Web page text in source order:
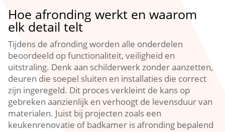
Hoe afronding werkt en waarom
elk detail telt
Tijdens de afronding worden alle onderdelen
beoordeeld op functionaliteit, veiligheid en
uitstraling.​ Denk aan schilderwerk zonder aanzetten,
deuren die soepel sluiten en installaties die correct
zijn ingeregeld.​ Dit proces verkleint de kans op
gebreken aanzienlijk en verhoogt de levensduur van
materialen.​ Juist bij projecten zoals een
keukenrenovatie of badkamer is afronding bepalend